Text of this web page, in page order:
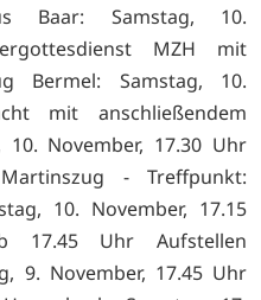
Baar: Samstag, 10.
MZH mit
Bermel: Samstag, 10.
mit anschließendem
November, 17.30 Uhr
- Treffpunkt:
10. November, 17.15
17.45 Uhr Aufstellen
9. November, 17.45 Uhr